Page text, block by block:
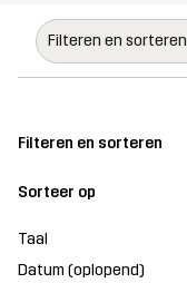
Filteren en sorteren
Filteren en sorteren
Sorteer op
Taal
Datum (oplopend)